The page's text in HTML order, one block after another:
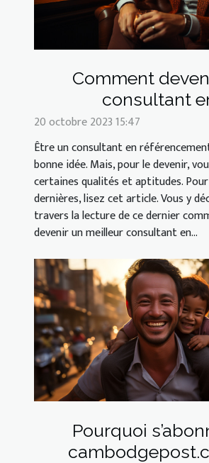
Comment
consultant
référencement
20 octobre 2023 15:47
Être un consultant en
bonne idée. Mais, pour le devenir,
certaines qualités et aptitudes.
dernières, lisez cet article. Vous y
travers la lecture de ce dernier
devenir un meilleur consultant en...
Pourquoi